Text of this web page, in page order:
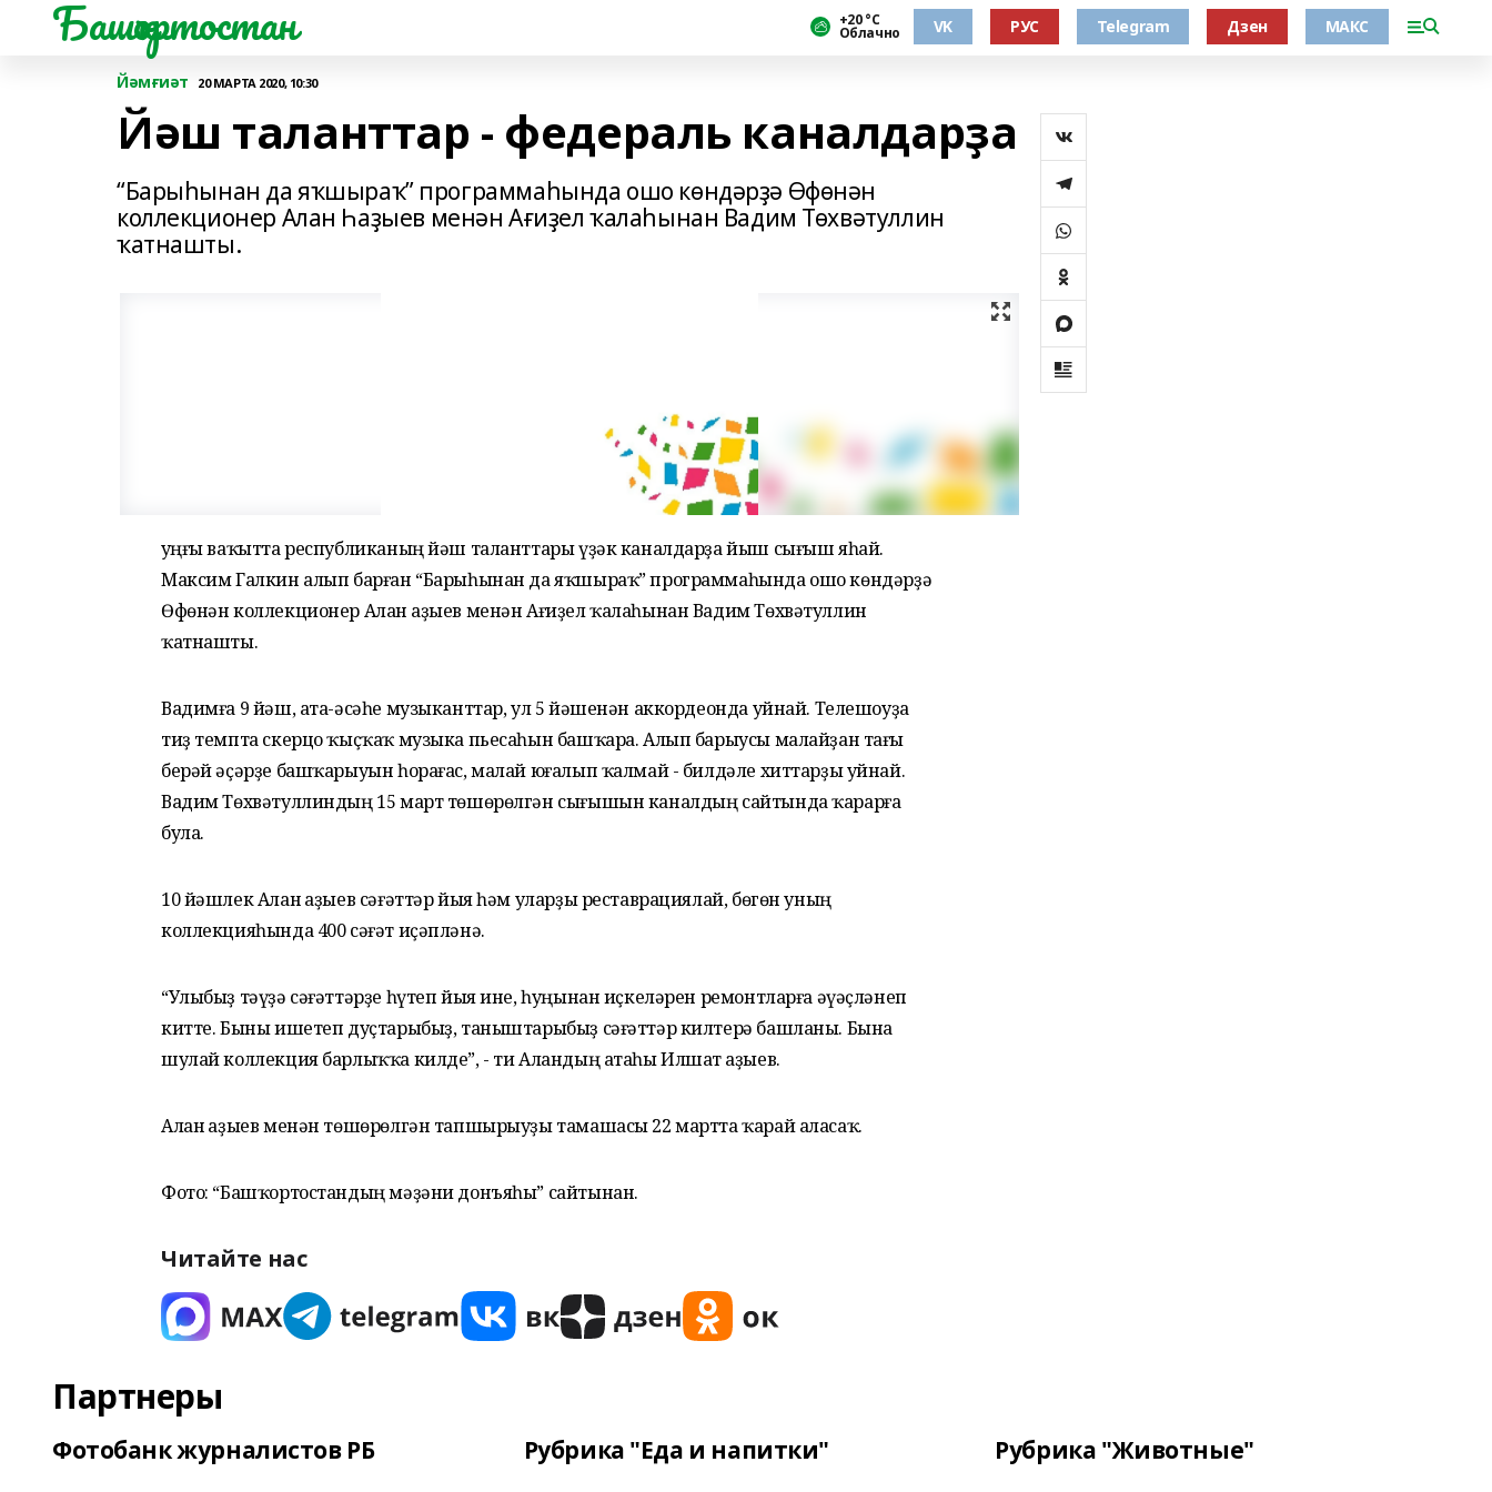
Башҡортостан +20 °С
Облачно VK РУС Telegram Дзен МАКС
Йәмғиәт 20 МАРТА 2020, 10:30
Йәш таланттар - федераль каналдарҙа
“Барыһынан да яҡшыраҡ” программаһында ошо көндәрҙә Өфөнән
коллекционер Алан Һаҙыев менән Ағиҙел ҡалаһынан Вадим Төхвәтуллин
ҡатнашты.
Һуңғы ваҡытта республиканың йәш таланттары үҙәк каналдарҙа йыш сығыш яһай.
Максим Галкин алып барған “Барыһынан да яҡшыраҡ” программаһында ошо көндәрҙә
Өфөнән коллекционер Алан Һаҙыев менән Ағиҙел ҡалаһынан Вадим Төхвәтуллин
ҡатнашты.
Вадимға 9 йәш, ата-әсәһе музыканттар, ул 5 йәшенән аккордеонда уйнай. Телешоуҙа
тиҙ темпта скерцо ҡыҫҡаҡ музыка пьесаһын башҡара. Алып барыусы малайҙан тағы
берәй әҫәрҙе башҡарыуын һорағас, малай юғалып ҡалмай - билдәле хиттарҙы уйнай.
Вадим Төхвәтуллиндың 15 март төшөрөлгән сығышын каналдың сайтында ҡарарға
була.
10 йәшлек Алан Һаҙыев сәғәттәр йыя һәм уларҙы реставрациялай, бөгөн уның
коллекцияһында 400 сәғәт иҫәпләнә.
“Улыбыҙ тәүҙә сәғәттәрҙе һүтеп йыя ине, һуңынан иҫкеләрен ремонтларға әүәҫләнеп
китте. Быны ишетеп дуҫтарыбыҙ, таныштарыбыҙ сәғәттәр килтерә башланы. Бына
шулай коллекция барлыҡҡа килде”, - ти Аландың атаһы Илшат Һаҙыев.
Алан Һаҙыев менән төшөрөлгән тапшырыуҙы тамашасы 22 мартта ҡарай аласаҡ.
Фото: “Башҡортостандың мәҙәни донъяһы” сайтынан.
Читайте нас
Партнеры
Фотобанк журналистов РБ Рубрика "Еда и напитки" Рубрика "Животные"